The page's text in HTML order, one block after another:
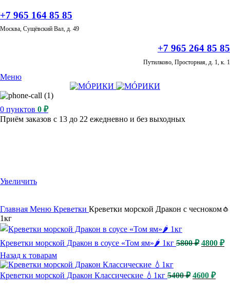
+7 965 164 85 85
Москва, Сущёвский Вал, д. 49
+7 965 264 85 85
Путилково, Просторная, д. 1, к. 1
Меню
0 пунктов 0 ₽
Приём заказов с 13 до 22 ежедневно и без выходных
Увеличить
Главная Меню Креветки Креветки морской Дракон с чесноком🧄
1кг
Креветки морской Дракон в соусе «Том ям»🌶️ 1кг 5800₽
5800 ₽.
4800 ₽
Назад к товарам
Креветки морской Дракон Классические 💧1кг 5400₽ 4600 ₽